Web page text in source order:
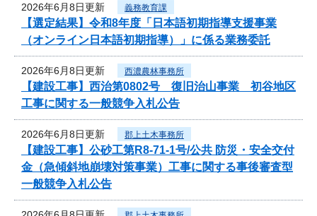
2026年6月8日更新 義務教育課
【選定結果】令和8年度「日本語初期指導支援事業
（オンライン日本語初期指導）」に係る業務委託
2026年6月8日更新 西濃農林事務所
【建設工事】西治第0802号 復旧治山事業 初谷地区
工事に関する一般競争入札公告
2026年6月8日更新 郡上土木事務所
【建設工事】公砂工第R8-71-1号/公共 防災・安全交付
金（急傾斜地崩壊対策事業）工事に関する事後審査型
一般競争入札公告